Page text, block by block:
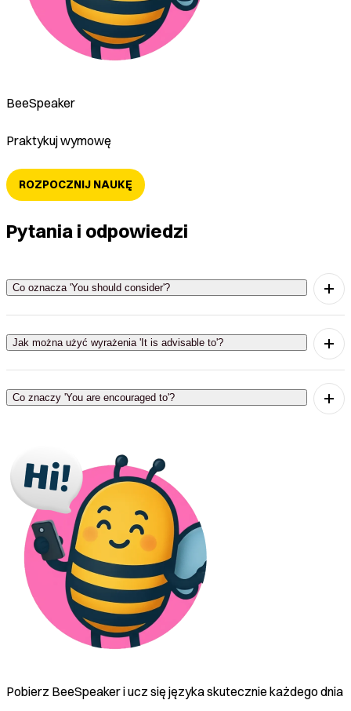
BeeSpeaker
Praktykuj wymowę
ROZPOCZNIJ NAUKĘ
Pytania i odpowiedzi
Co oznacza 'You should consider'?
'You should consider' oznacza, że warto rozważyć
coś lub przemyśleć daną opcję.
Jak można użyć wyrażenia 'It is advisable to'?
'It is advisable to' można użyć, aby zasugerować
coś, co jest zalecane lub korzystne do zrobienia.
Co znaczy 'You are encouraged to'?
Pobierz BeeSpeaker i ucz się języka skutecznie każdego dnia